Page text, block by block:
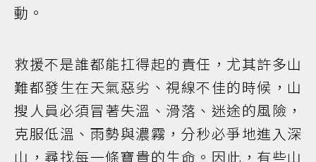
動。
救援不是誰都能扛得起的責任，尤其許多山
難都發生在天氣惡劣、視線不佳的時候，山
搜人員必須冒著失溫、滑落、迷途的風險，
克服低溫、雨勢與濃霧，分秒必爭地進入深
山，尋找每一條寶貴的生命。因此，有些山